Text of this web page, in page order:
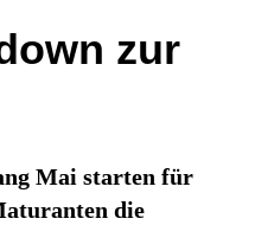
zur
Mai starten für
die